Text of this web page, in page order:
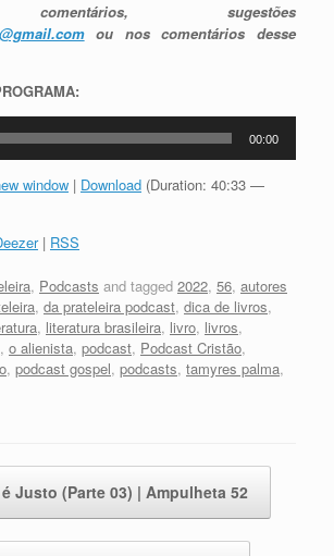
sugestões
ou nos comentários desse
00:00
window | Download (Duration: 40:33 —
| RSS
, Podcasts and tagged 2022, 56, autores
, da prateleira podcast, dica de livros,
, literatura brasileira, livro, livros,
, o alienista, podcast, Podcast Cristão,
, podcast gospel, podcasts, tamyres palma,
Justo (Parte 03) | Ampulheta 52